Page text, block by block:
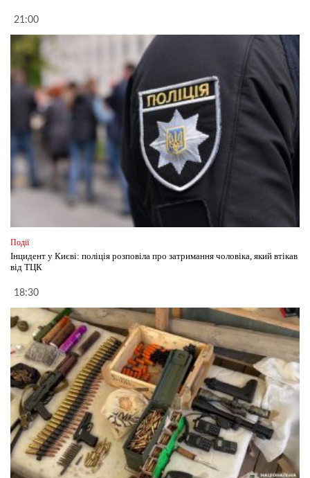
21:00
Події
Інцидент у Києві: поліція розповіла про затримання чоловіка, який втікав
від ТЦК
18:30